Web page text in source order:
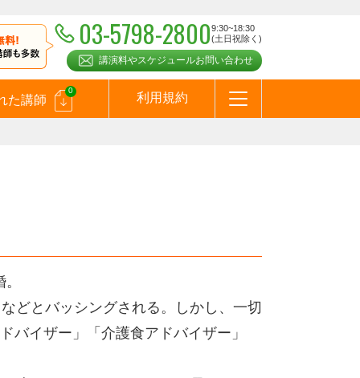
03-5798-28009:30~18:30
(土日祝除く)
講演料やスケジュールお問い合わせ
た講師
0
利用規約
どとバッシングされる。しかし、一切
バイザー」「介護食アドバイザー」